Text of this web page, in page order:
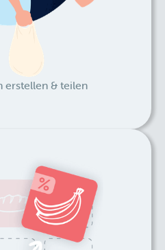
erstellen & teilen